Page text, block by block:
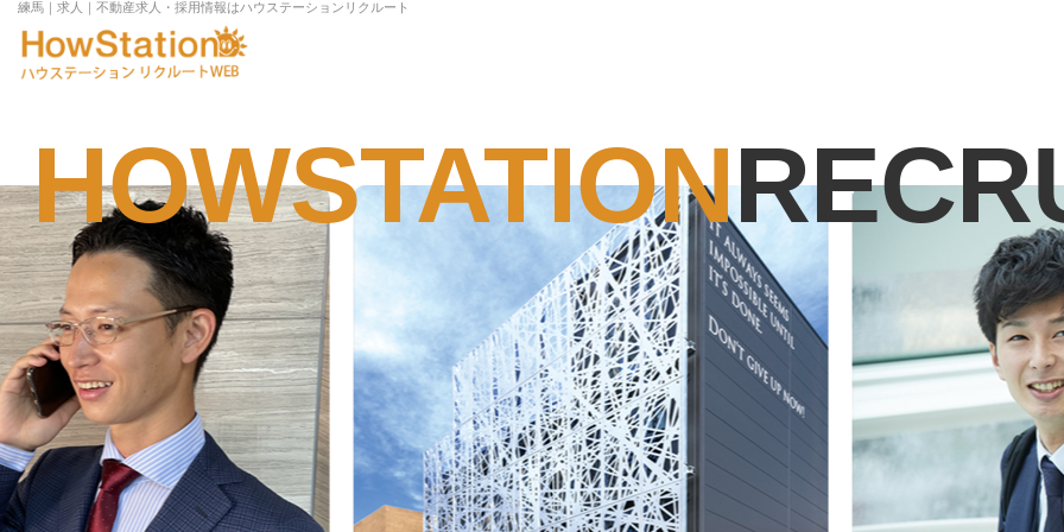
練馬｜求人｜不動産求人・採用情報はハウステーションリクルート
HOWSTATION